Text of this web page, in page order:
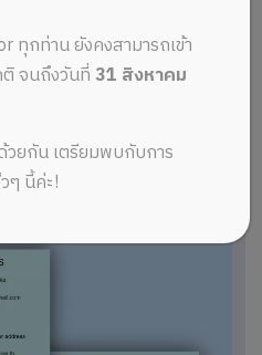
ทุกท่าน ยังคงสามารถเข้า
ติ จนถึงวันที่ 31 สิงหาคม
ยกัน เตรียมพบกับการ
ๆ นี้ค่ะ!